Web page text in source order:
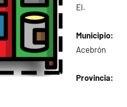
El.
Municipio:
Acebrón
Provincia: